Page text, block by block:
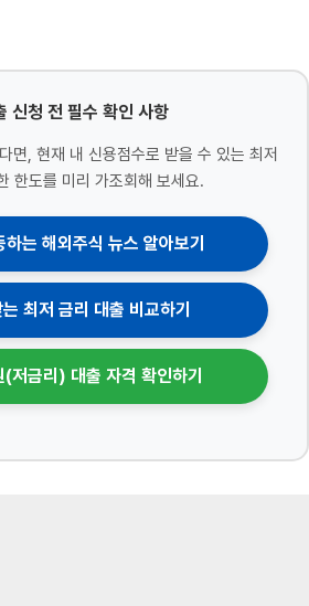
신청 전 필수 확인 사항
면, 현재 내 신용점수로 받을 수 있는 최저
한도를 미리 가조회해 보세요.
는 해외주식 뉴스 알아보기
최저 금리 대출 비교하기
저금리) 대출 자격 확인하기